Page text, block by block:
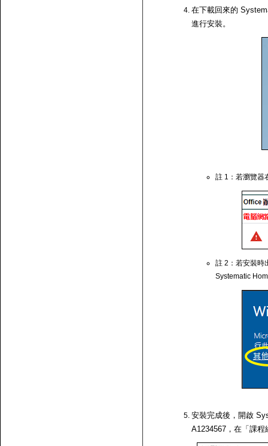
在下載回來的
進行安裝。
註 1：若瀏覽器
註 2：若安裝時
Systematic
安裝完成後，開啟
A1234567，在「課